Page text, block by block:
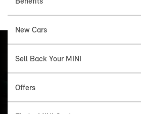
New Cars
Sell Back Your MINI
Offers
FIND THE
MINI FOR YOU